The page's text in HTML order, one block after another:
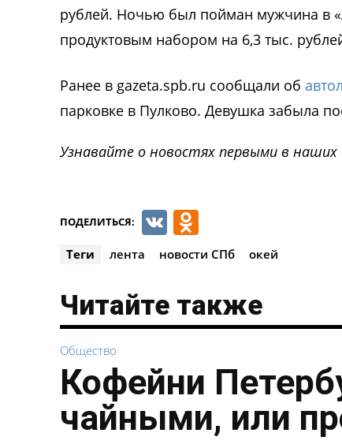
рублей. Ночью был пойман мужчина в
продуктовым набором на 6,3 тыс.
Ранее в gazeta.spb.ru сообщали об
парковке в Пулково. Девушка забыла
Узнавайте о новостях первыми в наших
ПОДЕЛИТЬСЯ: VK
Теги лента новости СПб окей
Читайте также
Общество
Кофейни
чайными, или